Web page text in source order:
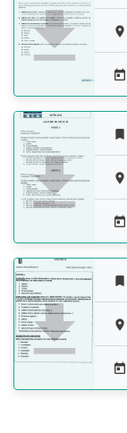
 








